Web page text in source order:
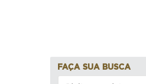
FAÇA SUA BUSCA